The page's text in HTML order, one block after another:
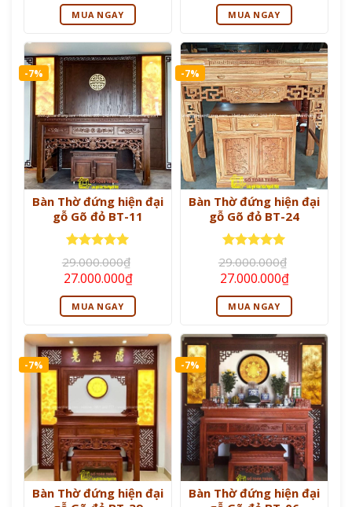
là:
29.000.000₫.
tại
là:
27.000.000₫.
MUA NGAY là:
29.000.000₫.
tại
là:
MUA NGAY
-7%
Bàn Thờ đứng hiện đại
gỗ Gõ đỏ BT-11
Được xếp
hạng55
sao
29.000.000₫
Giá
gốc
là:
29.000.000₫.
27.000.000₫Giá
hiện
tại
là:
MUA NGAY
-7%
Bàn Thờ đứng hiện đại
gỗ Gõ đỏ BT-24
Được xếp
hạng55
sao
29.000.000₫
Giá
gốc
là:
29.000.000₫.
27.000.000₫Giá
hiện
tại
là:
MUA NGAY
-7%
Bàn Thờ đứng hiện đại
-7%
Bàn Thờ đứng hiện đại